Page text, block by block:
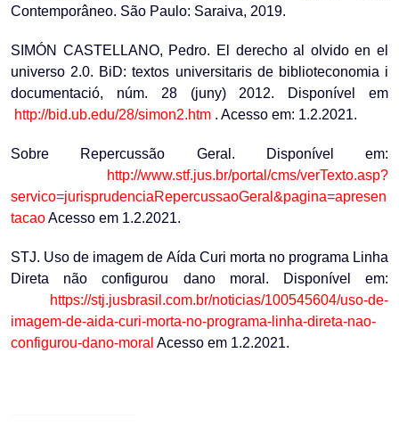
Contemporâneo. São Paulo: Saraiva, 2019.
SIMÓN CASTELLANO, Pedro. El derecho al olvido en el
universo 2.0. BiD: textos universitaris de biblioteconomia i
documentació, núm. 28 (juny) 2012. Disponível em
http://bid.ub.edu/28/simon2.htm . Acesso em: 1.2.2021.
Sobre Repercussão Geral. Disponível em:
http://www.stf.jus.br/portal/cms/verTexto.asp?
servico=jurisprudenciaRepercussaoGeral&pagina=apresen
tacaoAcesso em 1.2.2021.
STJ. Uso de imagem de Aída Curi morta no programa Linha
Direta não configurou dano moral. Disponível em:
https://stj.jusbrasil.com.br/noticias/100545604/uso-de-
imagem-de-aida-curi-morta-no-programa-linha-direta-nao-
configurou-dano-moral Acesso em 1.2.2021.